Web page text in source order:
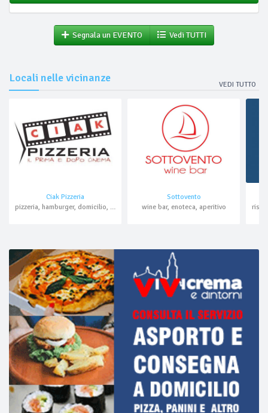
Segnala un EVENTO Vedi TUTTI
Locali nelle vicinanze
VEDI TUTTO
Ciak Pizzeria
pizzeria, hamburger, domicilio, asporto
Sottovento
wine bar, enoteca, aperitivo